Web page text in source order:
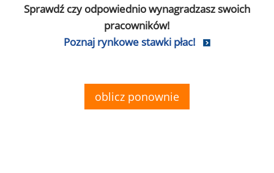
Sprawdź czy odpowiednio wynagradzasz swoich
pracowników!
Poznaj rynkowe stawki płac!
oblicz ponownie